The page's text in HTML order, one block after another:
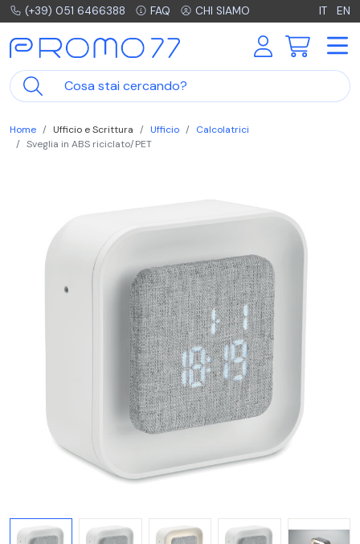
(+39) 051 6466388 FAQ CHI SIAMO IT EN
Home Ufficio e Scrittura Ufficio
Calcolatrici
Sveglia in ABS riciclato/PET